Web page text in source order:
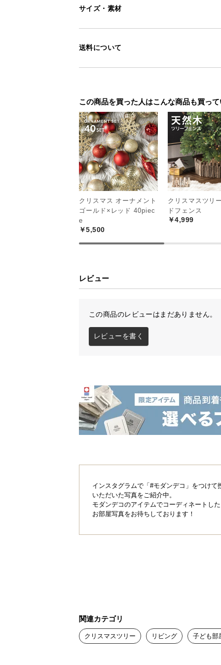
サイズ・素材
送料について
この商品を買った人はこんな商品も買っ
クリスマス オーナメント
ゴールド×レッド 40piec
e
￥5,500
クリスマスツリ
ドフェンス
￥4,999
レビュー
この商品のレビューはまだありません。
レビューを書く
インスタグラムで「#モダンデコ」をつけて
いただいた写真をご紹介中。
モダンデコのアイテムでコーディネートし
お部屋写真をお待ちしております！
関連カテゴリ
クリスマスツリー リビング 子ども部